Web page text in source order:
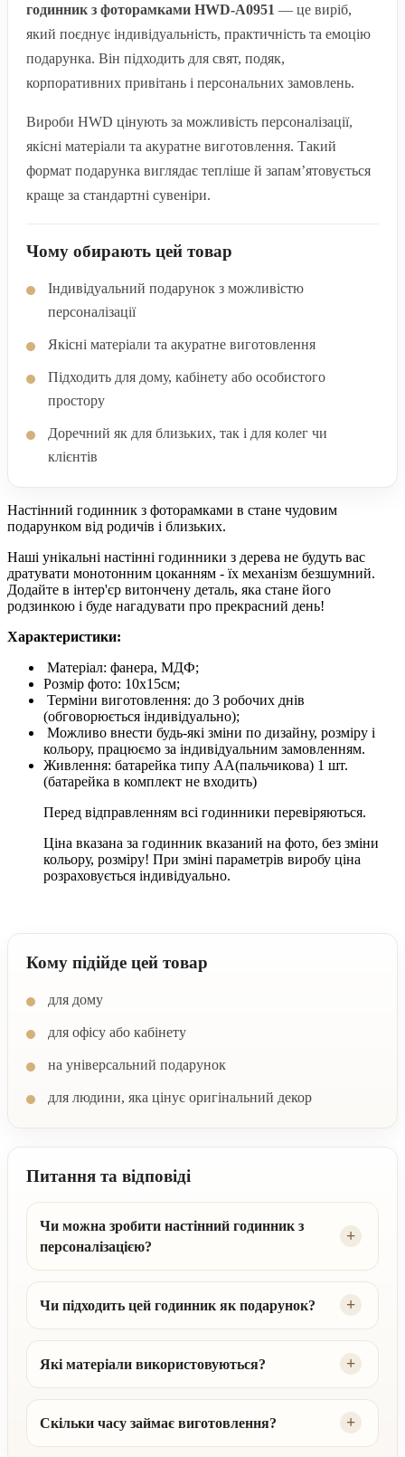
годинник з фоторамками HWD-A0951 — це виріб,
який поєднує індивідуальність, практичність та емоцію
подарунка. Він підходить для свят, подяк,
корпоративних привітань і персональних замовлень.
Вироби HWD цінують за можливість персоналізації,
якісні матеріали та акуратне виготовлення. Такий
формат подарунка виглядає тепліше й запам’ятовується
краще за стандартні сувеніри.
Чому обирають цей товар
Індивідуальний подарунок з можливістю
персоналізації
Якісні матеріали та акуратне виготовлення
Підходить для дому, кабінету або особистого
простору
Доречний як для близьких, так і для колег чи
клієнтів
Настінний годинник з фоторамками в cтане чудовим
подарунком від родичів і близьких.
Наші унікальні настінні годинники з дерева не будуть вас
дратувати монотонним цоканням - їх механізм безшумний.
Додайте в інтер'єр витончену деталь, яка стане його
родзинкою і буде нагадувати про прекрасний день!
Характеристики:
Матеріал: фанера, МДФ;
Розмір фото: 10х15см;
Терміни виготовлення: до 3 робочих днів
(обговорюється індивідуально);
Можливо внести будь-які зміни по дизайну, розміру і
кольору, працюємо за індивідуальним замовленням.
Живлення: батарейка типу АА(пальчикова) 1 шт.
(батарейка в комплект не входить)
Перед відправленням всі годинники перевіряються.
Ціна вказана за годинник вказаний на фото, без зміни
кольору, розміру! При зміні параметрів виробу ціна
розраховується індивідуально.
Кому підійде цей товар
для дому
для офісу або кабінету
на універсальний подарунок
для людини, яка цінує оригінальний декор
Питання та відповіді
Чи можна зробити настінний годинник з
персоналізацією?
Чи підходить цей годинник як подарунок?
Які матеріали використовуються?
Скільки часу займає виготовлення?